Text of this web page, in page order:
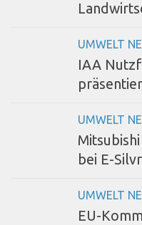
UMWELT
IAA
UMWELT
bei E-
UMWELT
EU-